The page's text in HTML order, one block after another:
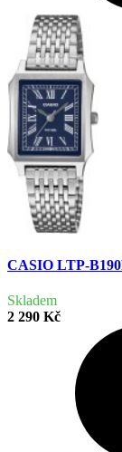
CASIO LTP-
Skladem
2 290 Kč